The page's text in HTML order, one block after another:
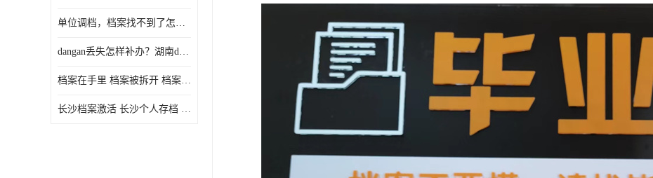
单位调档，档案找不到了怎么办？
dangan丢失怎样补办？湖南dangan丢失补办流程介绍！
档案在手里 档案被拆开 档案补办 档案问题一站式服务
长沙档案激活 长沙个人存档 长沙档案存档